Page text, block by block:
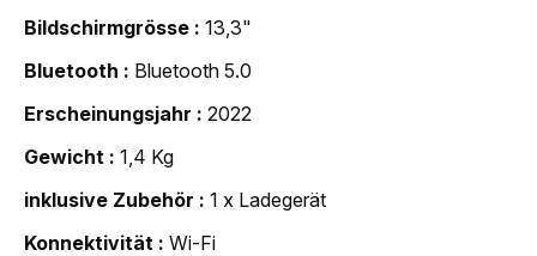
Bildschirmgrösse
13,3"
Bluetooth
Bluetooth 5.0
Erscheinungsjahr
2022
Gewicht
1,4 Kg
inklusive Zubehör
1 x Ladegerät
Konnektivität
Wi-Fi